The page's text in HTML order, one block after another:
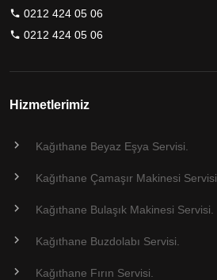
0212 424 05 06
0212 424 05 06
Hizmetlerimiz
Kağıthane Beyaz Eşya Servisi.
Kağıthane Çamaşır Makinesi Servisi.
Kağıthane Bulaşık Makinesi Servisi.
Kağıthane Buzdolabı Servisi.
Kağıthane Fırın Servisi.